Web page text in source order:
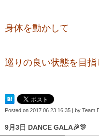
身体を動かして
巡りの良い状態を目
Posted on 2017.06.23 16:35 by Team
9月3日 DANCE GALA🎉🎊